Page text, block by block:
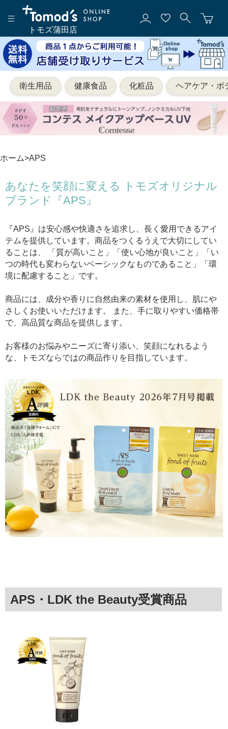
トモズ蒲田店
衛生用品 健康食品 化粧品 ヘアケア・ボ
ホーム>APS
あなたを笑顔に変える トモズオリジナル
ブランド『APS』
『APS』は安心感や快適さを追求し、長く愛用できるアイ
テムを提供しています。商品をつくるうえで大切にしてい
ることは、 「質が高いこと」「使い心地が良いこと」「い
つの時代も変わらないベーシックなものであること」「環
境に配慮すること」です。
商品には、成分や香りに自然由来の素材を使用し、肌にや
さしくお使いいただけます。 また、手に取りやすい価格帯
で、高品質な商品を提供します。
お客様のお悩みやニーズに寄り添い、笑顔になれるよう
な、トモズならではの商品作りを目指しています。
APS・LDK the Beauty受賞商品